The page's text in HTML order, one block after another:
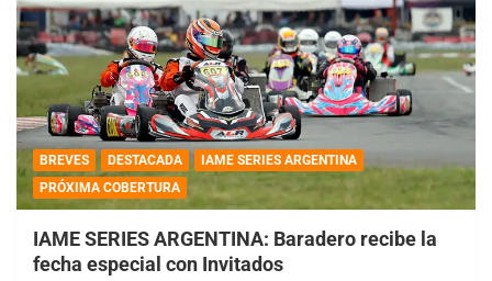
BREVES DESTACADA
IAME SERIES ARGENTINA
PRÓXIMA COBERTURA
IAME SERIES ARGENTINA: Baradero recibe la
fecha especial con Invitados